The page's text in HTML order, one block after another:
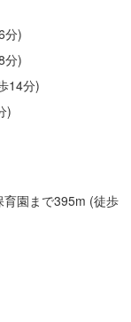
分)
分)
14分)
)
園まで395m (徒歩